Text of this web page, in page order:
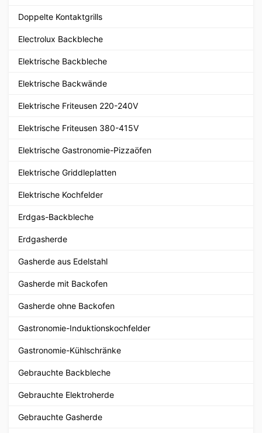
Doppelte Kontaktgrills
Electrolux Backbleche
Elektrische Backbleche
Elektrische Backwände
Elektrische Friteusen 220-240V
Elektrische Friteusen 380-415V
Elektrische Gastronomie-Pizzaöfen
Elektrische Griddleplatten
Elektrische Kochfelder
Erdgas-Backbleche
Erdgasherde
Gasherde aus Edelstahl
Gasherde mit Backofen
Gasherde ohne Backofen
Gastronomie-Induktionskochfelder
Gastronomie-Kühlschränke
Gebrauchte Backbleche
Gebrauchte Elektroherde
Gebrauchte Gasherde